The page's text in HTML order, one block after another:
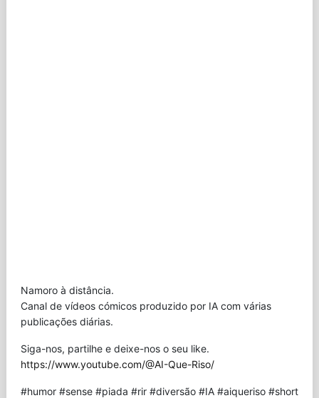
Namoro à distância.
Canal de vídeos cómicos produzido por IA com várias
publicações diárias.
Siga-nos, partilhe e deixe-nos o seu like.
https://www.youtube.com/@AI-Que-Riso/
#humor #sense #piada #rir #diversão #IA #aiqueriso #short